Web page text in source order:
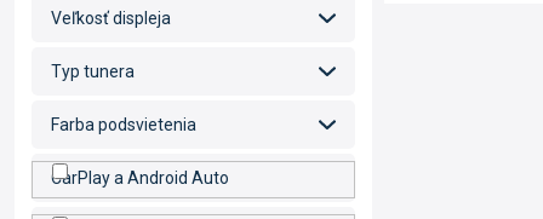
Veľkosť displeja
Typ tunera
Farba podsvietenia
CarPlay a Android Auto